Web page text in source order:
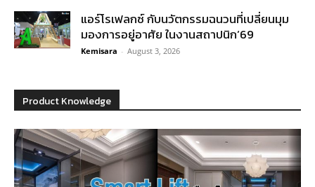
แอร์โรเฟลกซ์ กับนวัตกรรมฉนวนที่เปลี่ยนมุม
มองการอยู่อาศัย ในงานสถาปนิก’69
Kemisara - August 3, 2026
Product Knowledge